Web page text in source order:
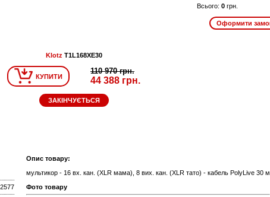
Всього: 0 грн.
Klotz T1L168XE30
КУПИТИ
110 970 грн.
44 388 грн.
ЗАКІНЧУЄТЬСЯ
Опис товару:
мультикор - 16 вх. кан. (XLR мама), 8 вих. кан. (XLR тато) - кабель PolyLive 30 м
Фото товару